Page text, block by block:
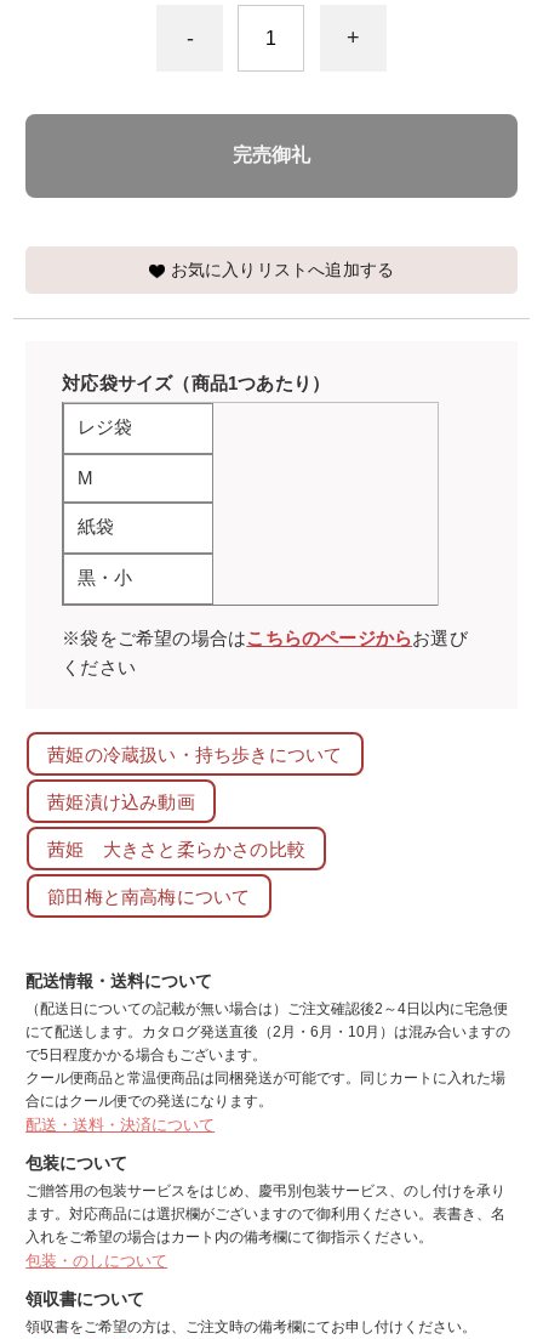
- +
完売御礼
お気に入りリストへ追加する
対応袋サイズ（商品1つあたり）
レジ袋
M
紙袋
黒・小
※袋をご希望の場合はこちらのページからお選び
ください
茜姫の冷蔵扱い・持ち歩きについて
茜姫漬け込み動画
茜姫 大きさと柔らかさの比較
節田梅と南高梅について
配送情報・送料について
（配送日についての記載が無い場合は）ご注文確認後2～4日以内に宅急便
にて配送します。カタログ発送直後（2月・6月・10月）は混み合いますの
で5日程度かかる場合もございます。
クール便商品と常温便商品は同梱発送が可能です。同じカートに入れた場
合にはクール便での発送になります。
配送・送料・決済について
包装について
ご贈答用の包装サービスをはじめ、慶弔別包装サービス、のし付けを承り
ます。対応商品には選択欄がございますので御利用ください。表書き、名
入れをご希望の場合はカート内の備考欄にて御指示ください。
包装・のしについて
領収書について
領収書をご希望の方は、ご注文時の備考欄にてお申し付けください。